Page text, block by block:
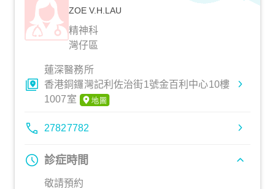
ZOE V.H.LAU
精神科
灣仔區
蓮深醫務所
香港銅鑼灣記利佐治街1號金百利中心10樓
1007室
27827782
診症時間
敬請預約